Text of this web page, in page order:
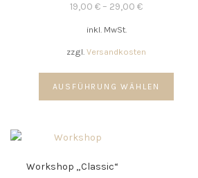
19,00 € – 29,00 €
inkl. MwSt.
zzgl. Versandkosten
AUSFÜHRUNG WÄHLEN
Dieses
weist
Workshop „Classic“